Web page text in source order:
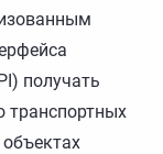
получать
транспортных